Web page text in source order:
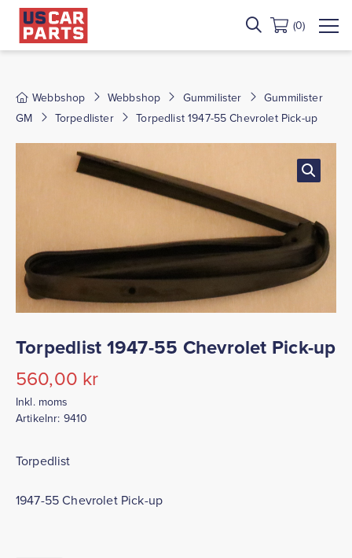
(0)
Webbshop Webbshop Gummilister
Gummilister
GM
Torpedlister Torpedlist 1947-55 Chevrolet Pick-up
Torpedlist 1947-55 Chevrolet Pick-up
560,00 kr
Inkl. moms
Artikelnr: 9410
Torpedlist
1947-55 Chevrolet Pick-up